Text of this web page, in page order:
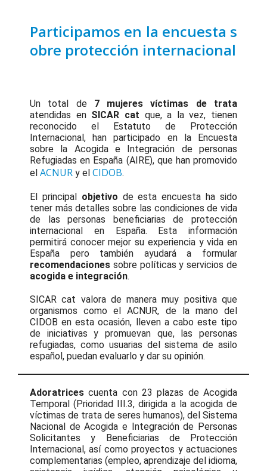
Participamos en la encuesta s
obre protección internacional
Un total de 7
mujeres víctimas de trata
atendidas en SICAR cat que, a la vez, tienen
reconocido el Estatuto de Protección
Internacional, han participado en la Encuesta
sobre la Acogida e Integración de personas
Refugiadas en España (AIRE), que han promovido
el ACNUR y el CIDOB.
El principalobjetivo de esta encuesta ha sido
tener más detalles sobre las condiciones de vida
de las personas beneficiarias de protección
internacional en España. Esta información
permitirá conocer mejor su experiencia y vida en
España pero también ayudará a formular
recomendaciones sobre políticas y servicios de
acogida e integración.
SICAR cat valora de manera muy positiva que
organismos como el ACNUR, de la mano del
CIDOB en esta ocasión, lleven a cabo este tipo
de iniciativas y promuevan que, las personas
refugiadas, como usuarias del sistema de asilo
español, puedan evaluarlo y dar su opinión.
Adoratrices cuenta con 23 plazas de Acogida
Temporal (Prioridad III.3, dirigida a la acogida de
víctimas de trata de seres humanos), del Sistema
Nacional de Acogida e Integración de Personas
Solicitantes y Beneficiarias de Protección
Internacional, así como proyectos y actuaciones
complementarias (empleo, aprendizaje del idioma,